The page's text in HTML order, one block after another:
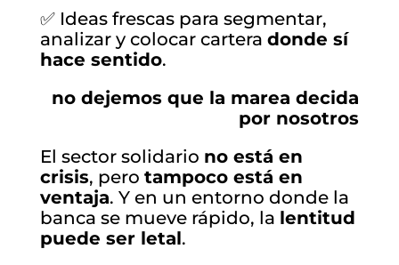
✅ Ideas frescas para segmentar,
analizar y colocar cartera donde sí
hace sentido.
no dejemos que la marea decida
por nosotros
El sector solidario no está en
crisis, pero tampoco está en
ventaja. Y en un entorno donde la
banca se mueve rápido, la lentitud
puede ser letal.